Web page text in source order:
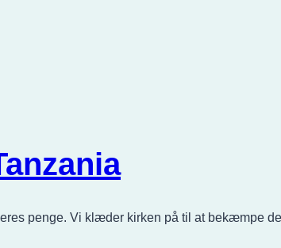
penge. Vi klæder kirken på til at bekæmpe